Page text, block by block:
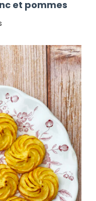
et pommes